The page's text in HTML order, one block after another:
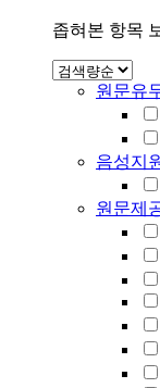
좁혀본 항목
원문유
음성지
원문제